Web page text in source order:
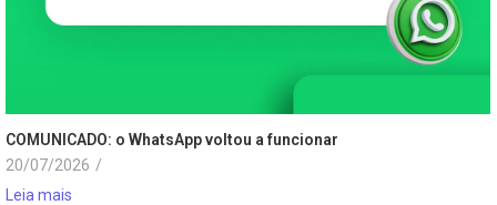
COMUNICADO: o WhatsApp voltou a funcionar
20/07/2026 /
Leia mais